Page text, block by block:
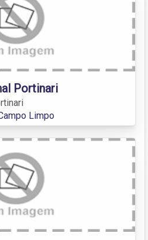
Portinari
Limpo